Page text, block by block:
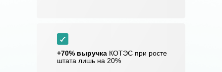
+70% выручка КОТЭС при росте
штата лишь на 20%